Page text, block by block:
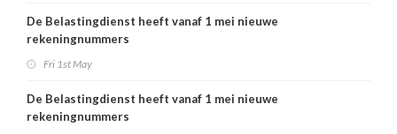
De Belastingdienst heeft vanaf 1 mei nieuwe
rekeningnummers
Fri 1st May
De Belastingdienst heeft vanaf 1 mei nieuwe
rekeningnummers